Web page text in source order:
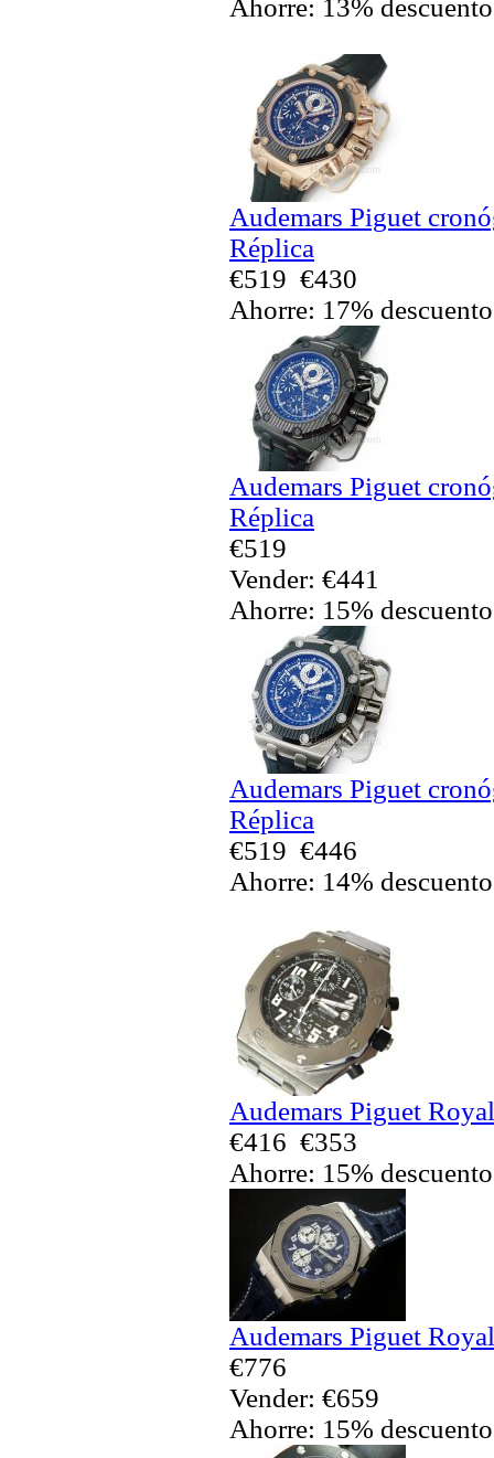
Ahorre: 13% descuento
Audemars Piguet
Réplica
€519 €430
Ahorre: 17% descuento
Audemars Piguet
Réplica
€519
Vender: €441
Ahorre: 15% descuento
Audemars Piguet
Réplica
€519 €446
Ahorre: 14% descuento
Audemars Piguet
€416 €353
Ahorre: 15% descuento
Audemars Piguet
€776
Vender: €659
Ahorre: 15% descuento